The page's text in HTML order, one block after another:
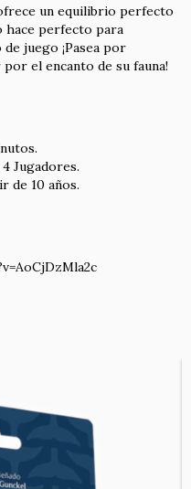
un equilibrio perfecto
hace perfecto para
juego ¡Pasea por
el encanto de su fauna!
4 Jugadores.
de 10 años.